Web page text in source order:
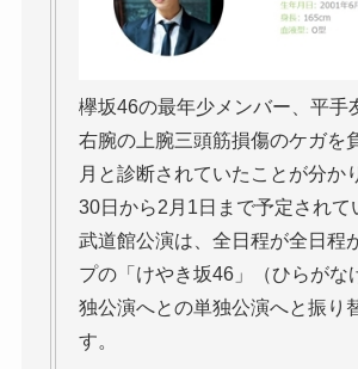
欅坂46の最年少メンバー、平手
右腕の上腕三頭筋損傷のケガを
月と診断されていたことが分か
30日から2月1日まで予定されて
武道館公演は、全日程が全日程
プの「けやき坂46」（ひらがな
独公演へとの単独公演へと振り
す。